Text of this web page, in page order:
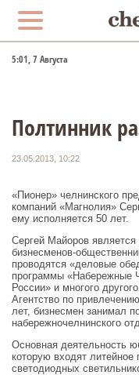
5:01, 7 Августа
Полтинник
23.05.2013, 10:22
«Пионер» челнинского
компаний «Магнолия»
ему исполняется 50 лет.
Сергей Майоров
бизнесменов-
проводятся «деловые
программы «Набережные
России» и многого
Агентство по
лет, бизнесмен занимал
набережночелнинского
Основная деятельность
которую входят литейное
светодиодных